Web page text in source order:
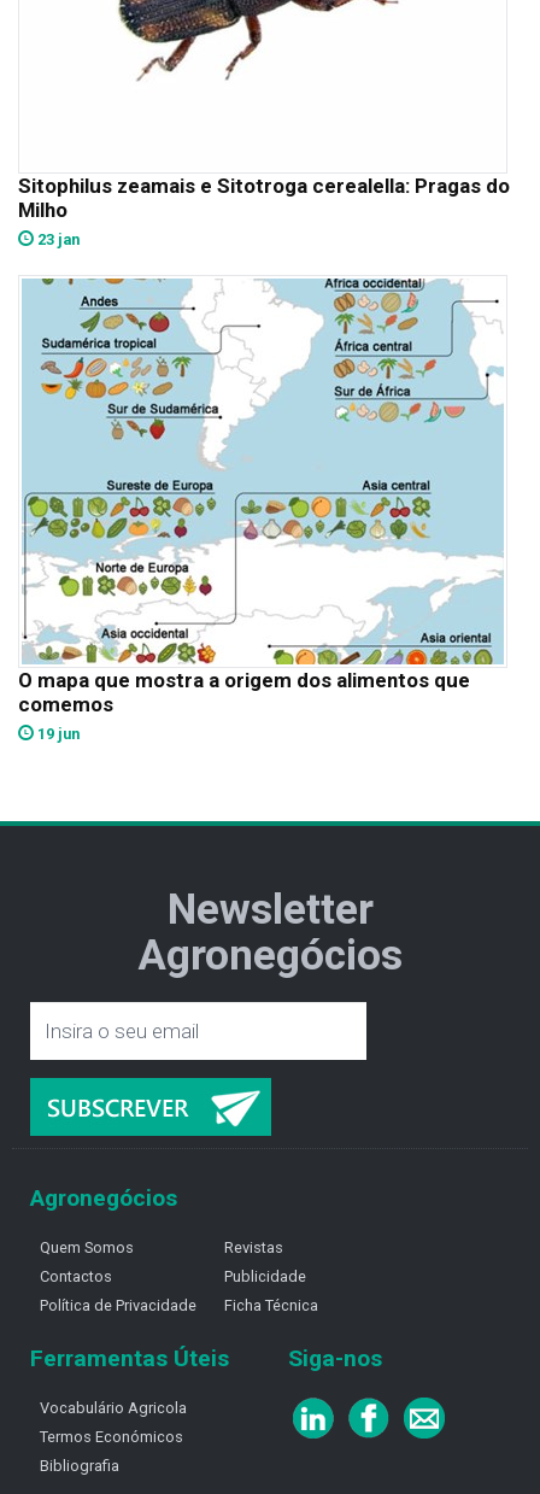
Sitophilus zeamais e Sitotroga cerealella: Pragas do
Milho
23 jan
O mapa que mostra a origem dos alimentos que
comemos
19 jun
Newsletter
Agronegócios
Agronegócios
Quem Somos
Contactos
Política de Privacidade
Revistas
Publicidade
Ficha Técnica
Ferramentas Úteis
Vocabulário Agricola
Termos Económicos
Bibliografia
Siga-nos